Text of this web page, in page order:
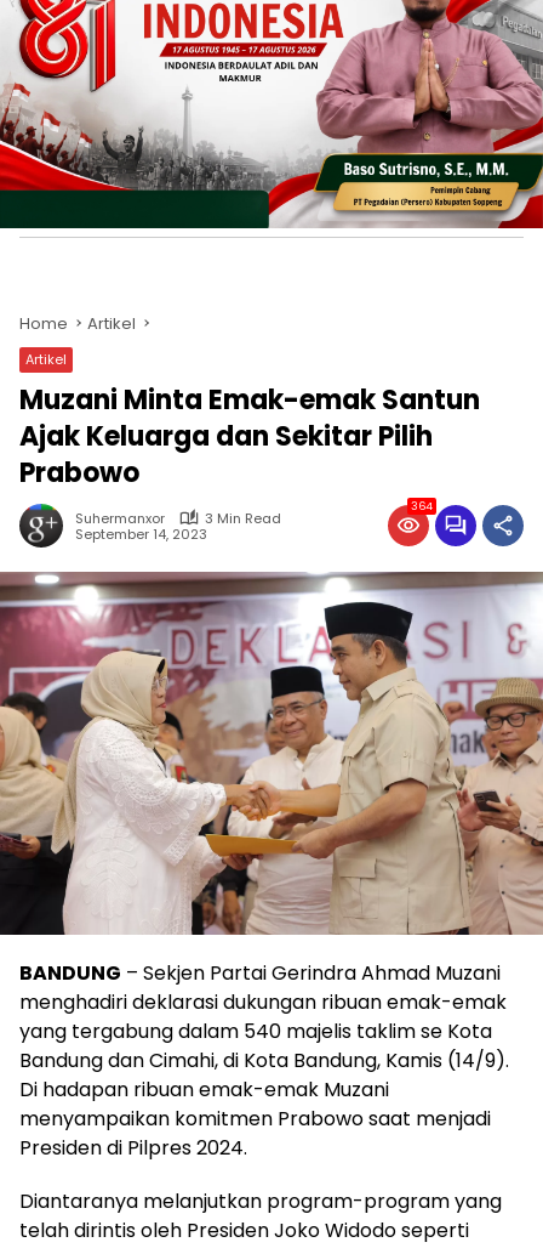
Home Artikel
Artikel
Muzani Minta Emak-emak Santun
Ajak Keluarga dan Sekitar Pilih
Prabowo
Suhermanxor
3 Min Read
September 14, 2023
364
BANDUNG – Sekjen Partai Gerindra Ahmad Muzani
menghadiri deklarasi dukungan ribuan emak-emak
yang tergabung dalam 540 majelis taklim se Kota
Bandung dan Cimahi, di Kota Bandung, Kamis (14/9).
Di hadapan ribuan emak-emak Muzani
menyampaikan komitmen Prabowo saat menjadi
Presiden di Pilpres 2024.
Diantaranya melanjutkan program-program yang
telah dirintis oleh Presiden Joko Widodo seperti